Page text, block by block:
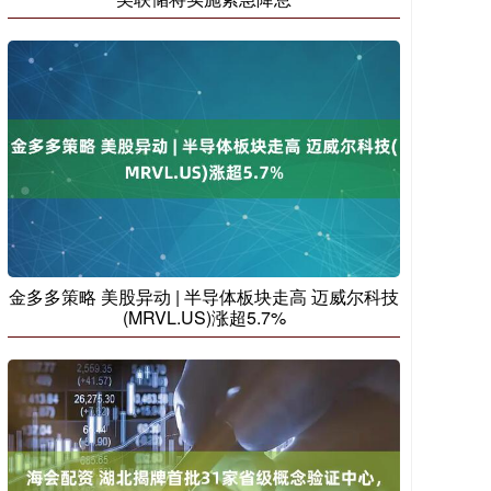
金多多策略 美股异动 | 半导体板块走高 迈威尔科技
(MRVL.US)涨超5.7%